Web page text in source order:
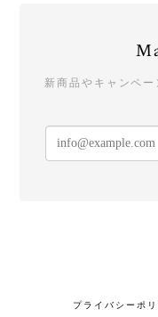
新商品やキャンペ
プライバシーポリ